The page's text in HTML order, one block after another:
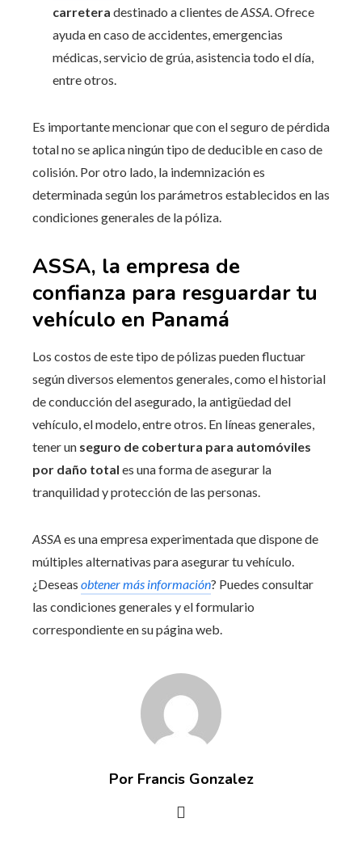
carretera destinado a clientes deASSA. Ofrece
ayuda en caso de accidentes, emergencias
médicas, servicio de grúa, asistencia todo el día,
entre otros.
Es importante mencionar que con el seguro de pérdida
total no se aplica ningún tipo de deducible en caso de
colisión. Por otro lado, la indemnización es
determinada según los parámetros establecidos en las
condiciones generales de la póliza.
ASSA, la empresa de
confianza para resguardar tu
vehículo en Panamá
Los costos de este tipo de pólizas pueden fluctuar
según diversos elementos generales, como el historial
de conducción del asegurado, la antigüedad del
vehículo, el modelo, entre otros. En líneas generales,
tener un seguro de cobertura para automóviles
por daño total es una forma de asegurar la
tranquilidad y protección de las personas.
ASSA es una empresa experimentada que dispone de
múltiples alternativas para asegurar tu vehículo.
¿Deseas obtener más información? Puedes consultar
las condiciones generales y el formulario
correspondiente en su página web.
Por Francis Gonzalez